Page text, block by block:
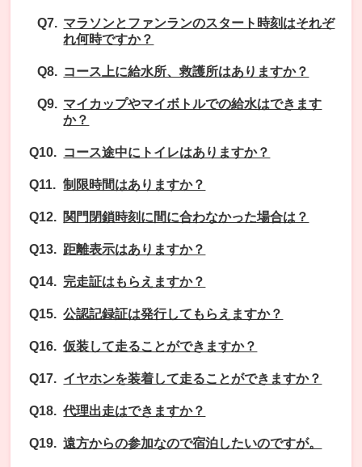
マラソンとファンランのスタート時刻はそれぞ
れ何時ですか？
コース上に給水所、救護所はありますか？
マイカップやマイボトルでの給水はできます
か？
コース途中にトイレはありますか？
制限時間はありますか？
関門閉鎖時刻に間に合わなかった場合は？
距離表示はありますか？
完走証はもらえますか？
公認記録証は発行してもらえますか？
仮装して走ることができますか？
イヤホンを装着して走ることができますか？
代理出走はできますか？
遠方からの参加なので宿泊したいのですが。